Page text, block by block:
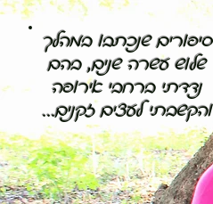
סיפורים שנכתבו במהלך
שלוש עשרה שנים, בהם
נדדתי ברחבי אירופה
והקשבתי לעצים זקנים...